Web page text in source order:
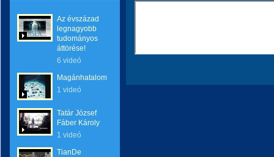
Az évszázad
legnagyobb
tudományos
áttörése!
6 videó
Magánhatalom
1 videó
Tatár József
Fáber Károly
1 videó
TianDe